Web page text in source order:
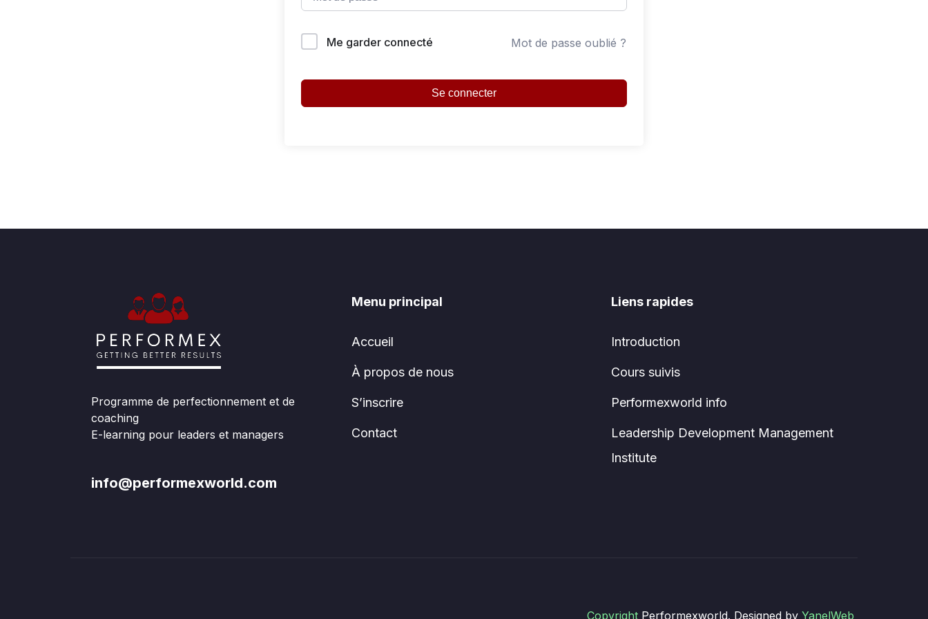
Me garder connecté Mot de passe oublié ?
Se connecter
Programme de perfectionnement et de
coaching
E-learning pour leaders et managers
info@performexworld.com
Menu principal
Accueil
À propos de nous
S’inscrire
Contact
Liens rapides
Introduction
Cours suivis
Performexworld info
Leadership Development Management
Institute
Copyright Performexworld. Designed by YanelWeb